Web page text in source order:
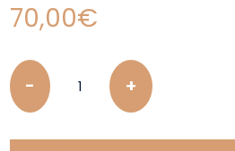
70,00€
Quantity